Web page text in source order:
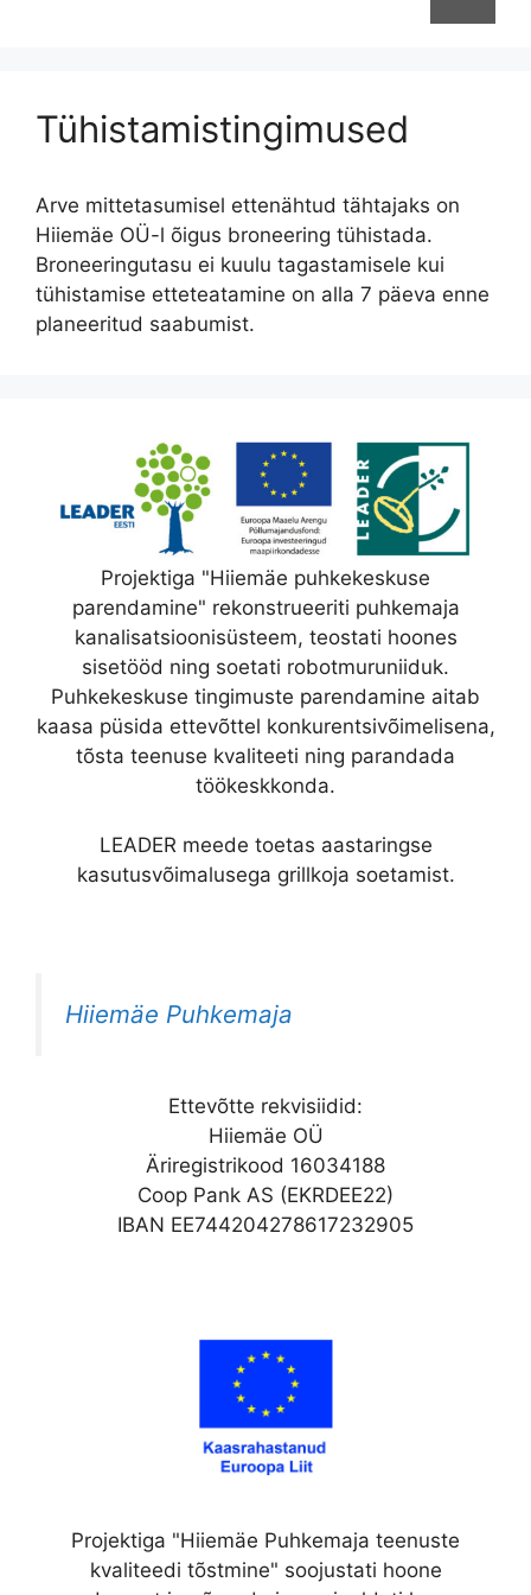
Tühistamistingimused
Arve mittetasumisel ettenähtud tähtajaks on
Hiiemäe OÜ-l õigus broneering tühistada.
Broneeringutasu ei kuulu tagastamisele kui
tühistamise etteteatamine on alla 7 päeva enne
planeeritud saabumist.
Projektiga "Hiiemäe puhkekeskuse
parendamine" rekonstrueeriti puhkemaja
kanalisatsioonisüsteem, teostati hoones
sisetööd ning soetati robotmuruniiduk.
Puhkekeskuse tingimuste parendamine aitab
kaasa püsida ettevõttel konkurentsivõimelisena,
tõsta teenuse kvaliteeti ning parandada
töökeskkonda.
LEADER meede toetas aastaringse
kasutusvõimalusega grillkoja soetamist.
Hiiemäe Puhkemaja
Ettevõtte rekvisiidid:
Hiiemäe OÜ
Äriregistrikood 16034188
Coop Pank AS (EKRDEE22)
IBAN EE744204278617232905
Projektiga "Hiiemäe Puhkemaja teenuste
kvaliteedi tõstmine" soojustati hoone